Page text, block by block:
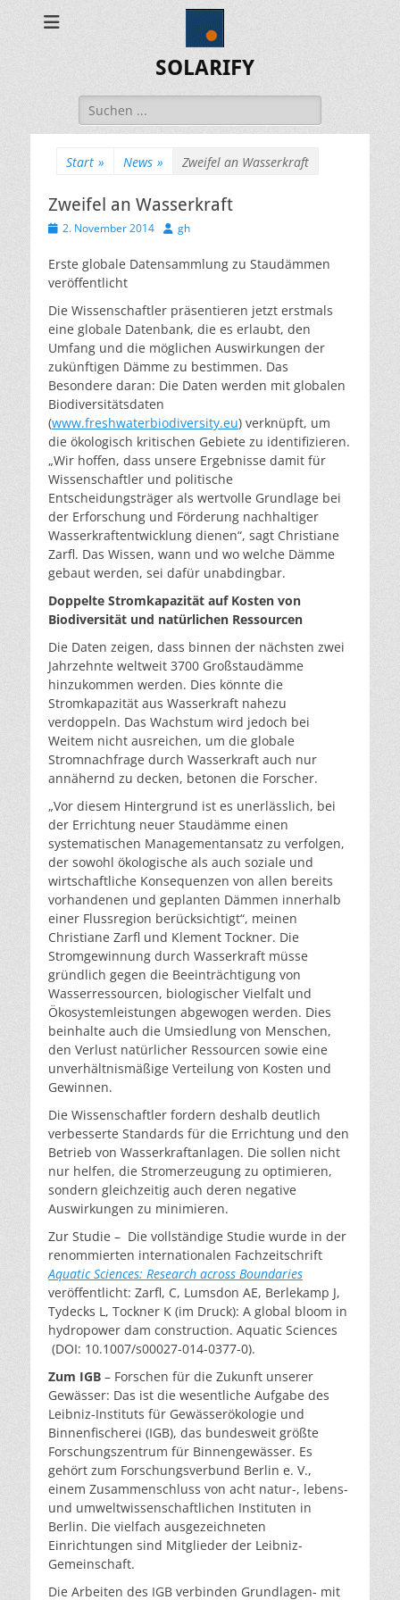
SOLARIFY
Suchen
nach:
Start » News » Zweifel an Wasserkraft
Zweifel an Wasserkraft
Veröffentlicht
2. November 2014 Autor
gh
Erste globale Datensammlung zu Staudämmen
veröffentlicht
Die Wissenschaftler präsentieren jetzt erstmals
eine globale Datenbank, die es erlaubt, den
Umfang und die möglichen Auswirkungen der
zukünftigen Dämme zu bestimmen. Das
Besondere daran: Die Daten werden mit globalen
Biodiversitätsdaten
(www.freshwaterbiodiversity.eu) verknüpft, um
die ökologisch kritischen Gebiete zu identifizieren.
„Wir hoffen, dass unsere Ergebnisse damit für
Wissenschaftler und politische
Entscheidungsträger als wertvolle Grundlage bei
der Erforschung und Förderung nachhaltiger
Wasserkraftentwicklung dienen“, sagt Christiane
Zarfl. Das Wissen, wann und wo welche Dämme
gebaut werden, sei dafür unabdingbar.
Doppelte Stromkapazität auf Kosten von
Biodiversität und natürlichen Ressourcen
Die Daten zeigen, dass binnen der nächsten zwei
Jahrzehnte weltweit 3700 Großstaudämme
hinzukommen werden. Dies könnte die
Stromkapazität aus Wasserkraft nahezu
verdoppeln. Das Wachstum wird jedoch bei
Weitem nicht ausreichen, um die globale
Stromnachfrage durch Wasserkraft auch nur
annähernd zu decken, betonen die Forscher.
„Vor diesem Hintergrund ist es unerlässlich, bei
der Errichtung neuer Staudämme einen
systematischen Managementansatz zu verfolgen,
der sowohl ökologische als auch soziale und
wirtschaftliche Konsequenzen von allen bereits
vorhandenen und geplanten Dämmen innerhalb
einer Flussregion berücksichtigt“, meinen
Christiane Zarfl und Klement Tockner. Die
Stromgewinnung durch Wasserkraft müsse
gründlich gegen die Beeinträchtigung von
Wasserressourcen, biologischer Vielfalt und
Ökosystemleistungen abgewogen werden. Dies
beinhalte auch die Umsiedlung von Menschen,
den Verlust natürlicher Ressourcen sowie eine
unverhältnismäßige Verteilung von Kosten und
Gewinnen.
Die Wissenschaftler fordern deshalb deutlich
verbesserte Standards für die Errichtung und den
Betrieb von Wasserkraftanlagen. Die sollen nicht
nur helfen, die Stromerzeugung zu optimieren,
sondern gleichzeitig auch deren negative
Auswirkungen zu minimieren.
Zur Studie – Die vollständige Studie wurde in der
renommierten internationalen Fachzeitschrift
Aquatic Sciences: Research across Boundaries
veröffentlicht: Zarfl, C, Lumsdon AE, Berlekamp J,
Tydecks L, Tockner K (im Druck): A global bloom in
hydropower dam construction. Aquatic Sciences
(DOI: 10.1007/s00027-014-0377-0).
Zum IGB – Forschen für die Zukunft unserer
Gewässer: Das ist die wesentliche Aufgabe des
Leibniz-Instituts für Gewässerökologie und
Binnenfischerei (IGB), das bundesweit größte
Forschungszentrum für Binnengewässer. Es
gehört zum Forschungsverbund Berlin e. V.,
einem Zusammenschluss von acht natur-, lebens-
und umweltwissenschaftlichen Instituten in
Berlin. Die vielfach ausgezeichneten
Einrichtungen sind Mitglieder der Leibniz-
Gemeinschaft.
Die Arbeiten des IGB verbinden Grundlagen- mit